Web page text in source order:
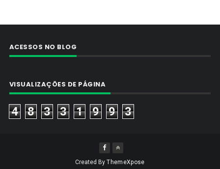
ACESSOS NO BLOG
VISUALIZAÇÕES DE PÁGINA
4 8 3 3 1 9 9 3
Created ByThemeXpose